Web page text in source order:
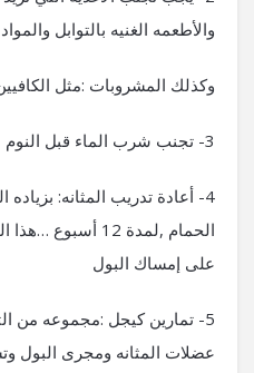
والأطعمه الغنيه بالتوابل
وكذلك المشروبات :مثل
3- تجنب شرب الماء قبل النوم
4- أعادة تدريب المثانه:
الحمام ,لمدة 12
على إمساك البول
5- تمارين كيجل :مجموعه من
عضلات المثانه ومجرى البول